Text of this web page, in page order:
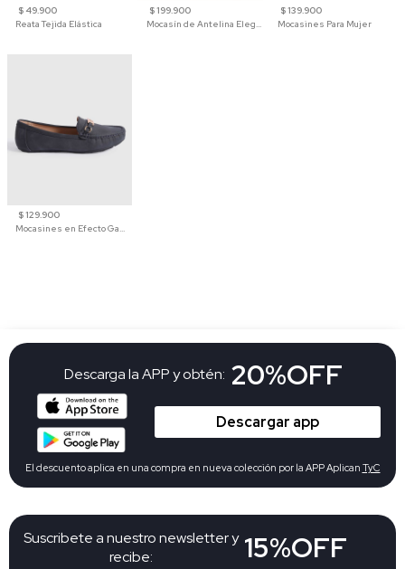
$ 49.900
Reata Tejida Elástica
$ 199.900
Mocasín de Antelina Elegante con Suela de Contraste Para Hombre
$ 139.900
Mocasines Para Mujer
$ 129.900
Mocasines en Efecto Gamuzado Para Mujer
Suscribete a nuestro newsletter y
recibe:
15%OFF
Descarga la APP y obtén: 20%OFF
Descargar app
El descuento aplica en una compra en nueva colección por la APP Aplican TyC